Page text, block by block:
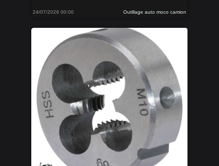
24/07/2026 00:00 Outillage auto moco camion